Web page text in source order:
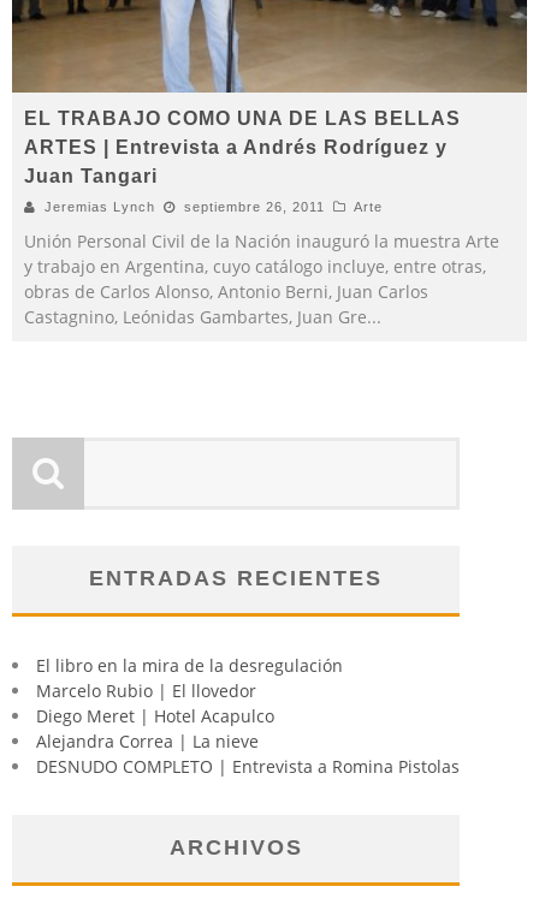
EL TRABAJO COMO UNA DE LAS BELLAS
ARTES | Entrevista a Andrés Rodríguez y
Juan Tangari
Jeremias Lynch septiembre 26, 2011 Arte
Unión Personal Civil de la Nación inauguró la muestra Arte
y trabajo en Argentina, cuyo catálogo incluye, entre otras,
obras de Carlos Alonso, Antonio Berni, Juan Carlos
Castagnino, Leónidas Gambartes, Juan Gre...
ENTRADAS RECIENTES
El libro en la mira de la desregulación
Marcelo Rubio | El llovedor
Diego Meret | Hotel Acapulco
Alejandra Correa | La nieve
DESNUDO COMPLETO | Entrevista a Romina Pistolas
ARCHIVOS